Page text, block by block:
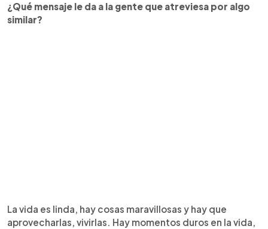
¿Qué mensaje le da a la gente que atreviesa por algo
similar?
La vida es linda, hay cosas maravillosas y hay que
aprovecharlas, vivirlas. Hay momentos duros en la vida,